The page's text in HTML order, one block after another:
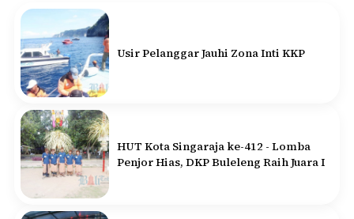
Usir Pelanggar Jauhi Zona Inti KKP
HUT Kota Singaraja ke-412 - Lomba
Penjor Hias, DKP Buleleng Raih Juara I